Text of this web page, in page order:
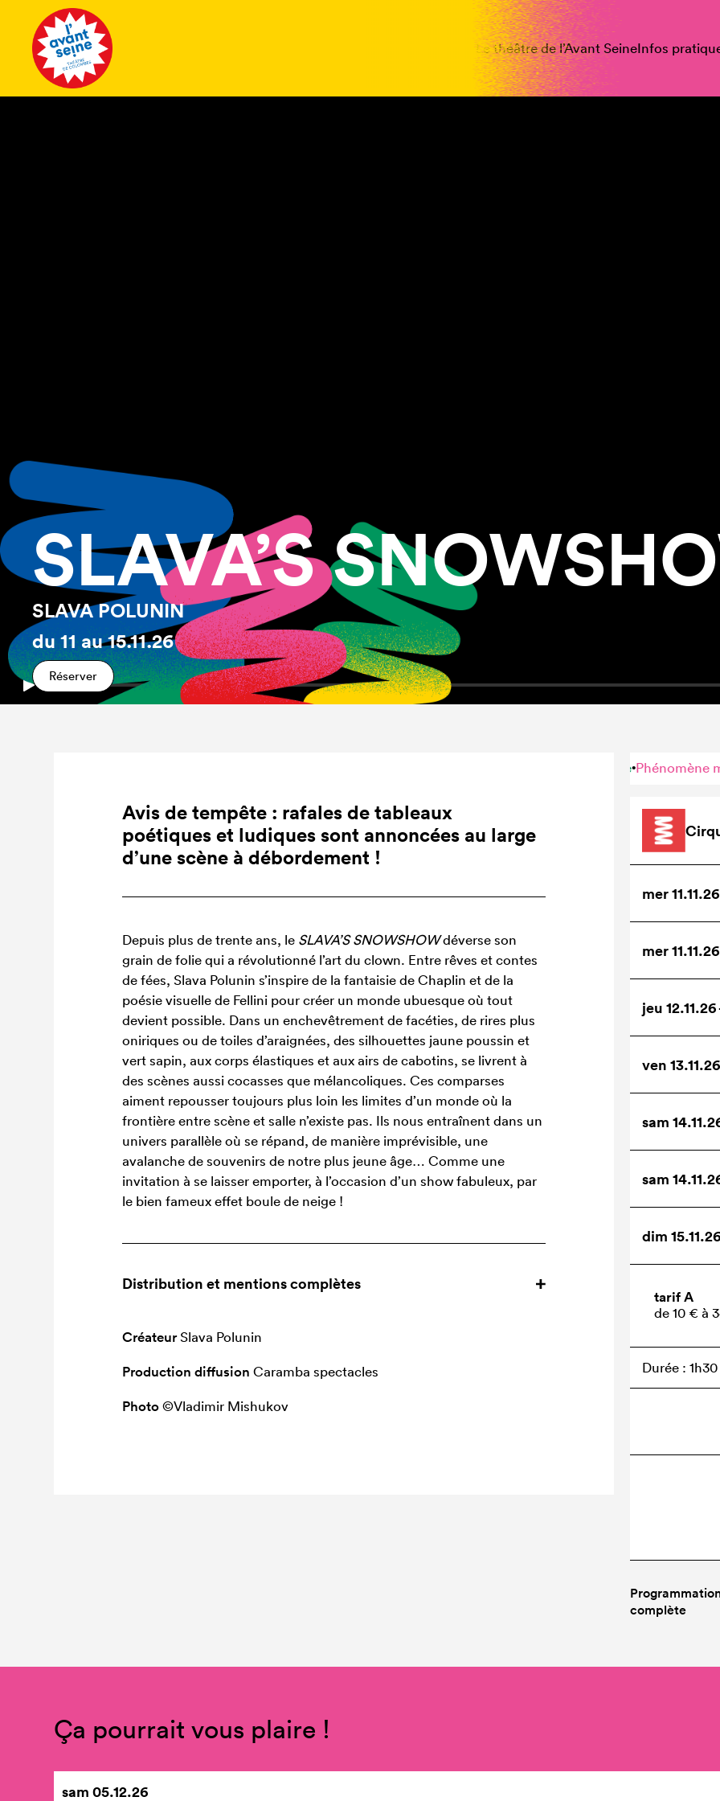
Le théâtre de l’Avant SeineInfos
SLAVA’S
SLAVA POLUNIN
du11au15.11.26
Réserver
Avis de tempête : rafales de tableaux
poétiques et ludiques sont annoncées au large
d’une scène à débordement !
Depuis plus de trente ans, le SLAVA’S SNOWSHOWdéverse son
grain de folie qui a révolutionné l’art du clown. Entre rêves et contes
de fées, Slava Polunin s’inspire de la fantaisie de Chaplin et de la
poésie visuelle de Fellini pour créer un monde ubuesque où tout
devient possible. Dans un enchevêtrement de facéties, de rires plus
oniriques ou de toiles d’araignées, des silhouettes jaune poussin et
vert sapin, aux corps élastiques et aux airs de cabotins, se livrent à
des scènes aussi cocasses que mélancoliques. Ces comparses
aiment repousser toujours plus loin les limites d’un monde où la
frontière entre scène et salle n’existe pas. Ils nous entraînent dans un
univers parallèle où se répand, de manière imprévisible, une
avalanche de souvenirs de notre plus jeune âge… Comme une
invitation à se laisser emporter, à l’occasion d’un show fabuleux, par
le bien fameux effet boule de neige !
Distribution et mentions complètes
CréateurSlava Polunin
Production diffusion Caramba spectacles
Photo©Vladimir Mishukov
Phénomène mondial•Let it
mer
mer
jeu
ven
sam
sam
dim
tarif A
de 10 € à
Durée :
complète
Ça pourrait vous plaire !
sam05.12.26